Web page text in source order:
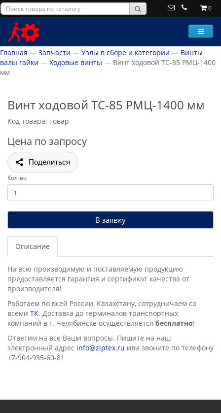
0
Главная Запчасти Узлы в сборе и категории
Винты
валы гайки
Ходовые винты
Винт ходовой ТС-85 РМЦ-1400
мм
Винт ходовой ТС-85 РМЦ-1400 мм
Код товара: товар
Цена по запросу
Поделиться
Кол-во
В заявку
Описание
На всю производимую и поставляемую продукцию
предоставляется гарантия и сертификат качества от
производителя!
Работаем по всей России, Казахстану, сотрудничаем со
всеми ТК. Доставка до терминалов транспортных
компаний в г. Челябинске осущеcтвляется бесплатно!
Ответим на все Ваши вопросы. Пишите на наш
электронный адрес info@ziptex.ru или звоните по телефону
+7-904-935-60-81